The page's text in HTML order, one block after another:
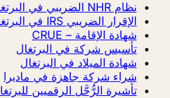
نظام NHR الضريبي في البرتغال
الإقرار الضريبي IRS في البرتغال
شهادة الإقامة – CRUE
تأسيس شركة في البرتغال
شهادة الميلاد في البرتغال
شراء شركة جاهزة في ماديرا
تأشيرة الرُّحَّل الرقميين للبرتغال (D8)